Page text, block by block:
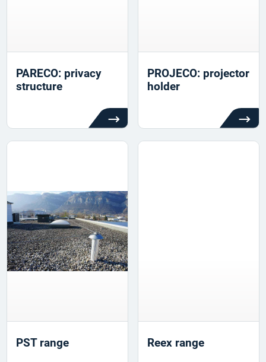
PARECO: privacy
structure
PROJECO: projector
holder
PST range Reex range